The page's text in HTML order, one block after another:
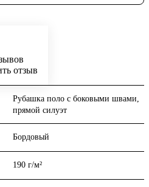
отзыв
Рубашка поло с боковыми швами,
прямой силуэт
Бордовый
190 г/м²